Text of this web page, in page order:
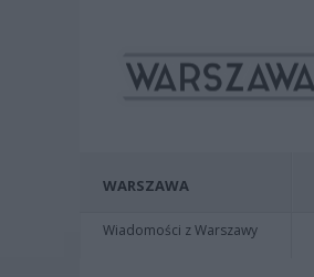
WARSZAWA
Wiadomości z Warszawy